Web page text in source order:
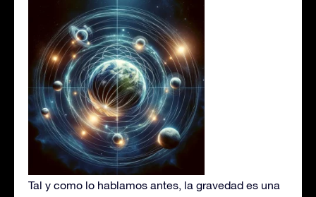
Tal y como lo hablamos antes, la gravedad es una